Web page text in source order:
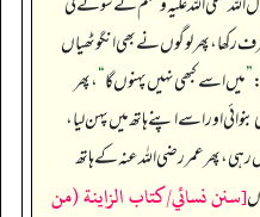
رکھا، پھر لوگوں نے بھی انگوٹھیاں
”میں اسے کبھی نہیں پہنوں گا“، پھر
اور اسے اپنے ہاتھ میں پہن لیا،
رہی، پھر عمر رضی اللہ عنہ کے ہاتھ
[سنن نسائي/كتاب الزاينة (من